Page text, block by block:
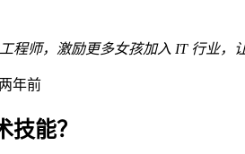
程师，激励更多女孩加入 IT 行业，
年前
技能？